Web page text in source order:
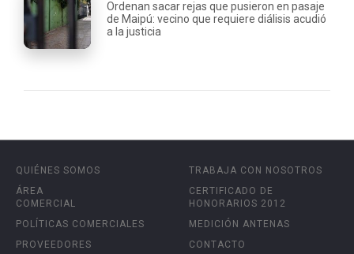
Ordenan sacar rejas que pusieron en pasaje
de Maipú: vecino que requiere diálisis acudió
a la justicia
QUIÉNES SOMOS
ÁREA
COMERCIAL
POLÍTICAS COMERCIALES
PROVEEDORES
TRABAJA CON NOSOTROS
CERTIFICADO DE
HONORARIOS 2012
MEDICIÓN ANTENAS
CONTACTO